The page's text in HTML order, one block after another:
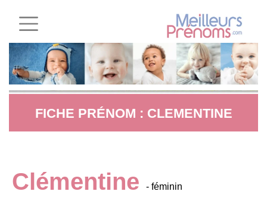
FICHE PRÉNOM : CLEMENTINE
Clémentine - féminin